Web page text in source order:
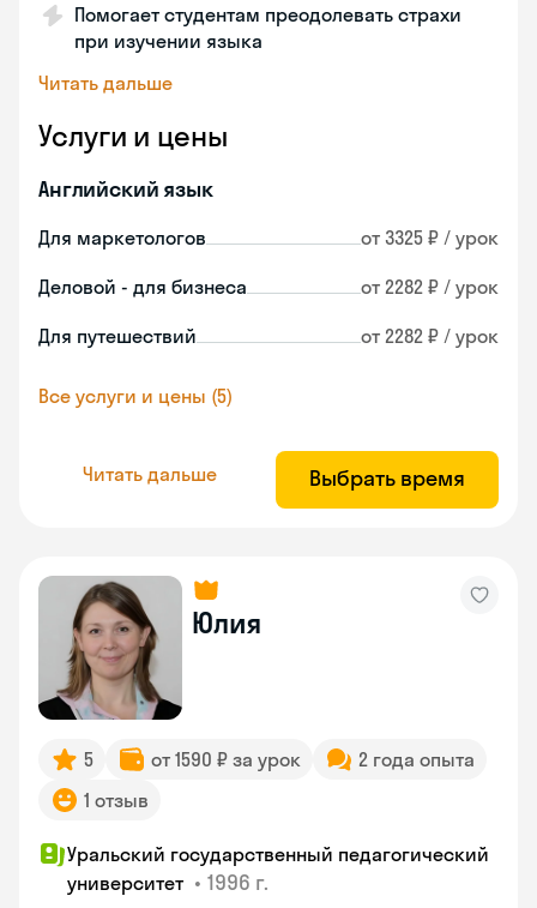
Помогает студентам преодолевать страхи
при изучении языка
Читать дальше
Услуги и цены
Английский язык
Для маркетологов от 3325 ₽ / урок
Деловой - для бизнеса от 2282 ₽ / урок
Для путешествий от 2282 ₽ / урок
Все услуги и цены (5)
Читать дальше Выбрать время
Юлия
5 от 1590 ₽ за урок
2 года опыта
1 отзыв
Уральский государственный педагогический
университет • 1996 г.